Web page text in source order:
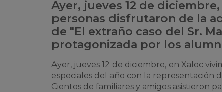
Ayer, jueves 12 de
personas disfrutaron de la
de "El extraño caso del Sr.
protagonizada por los
Ayer, jueves 12 de diciembre, en Xaloc
especiales del año con la representación
Cientos de familiares y amigos asistieron